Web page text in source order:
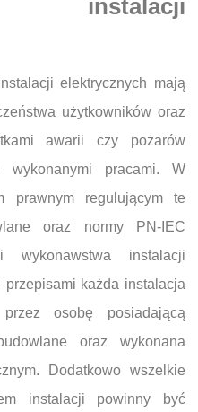
instalacji
elektrycznych mają
użytkowników oraz
awarii czy pożarów
wykonanymi pracami. W
prawnym regulującym te
oraz normy PN-IEC
wykonawstwa instalacji
każda instalacja
osobę posiadającą
oraz wykonana
Dodatkowo wszelkie
instalacji powinny być